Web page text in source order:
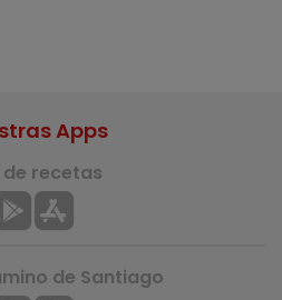
Apps
de recetas
de Santiago